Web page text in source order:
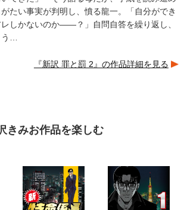
たい事実が判明し、憤る龍一。「自分ができ
しかないのか――？」自問自答を繰り返し、
う…
『新訳 罪と罰 2』の作品詳細を見る
きみお作品を楽しむ